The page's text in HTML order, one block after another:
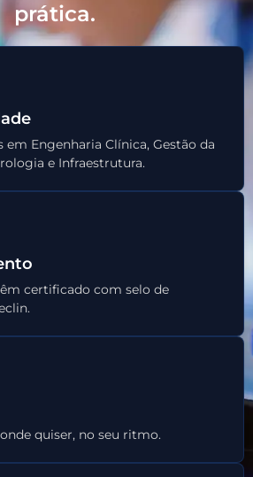
prática.
em Engenharia Clínica, Gestão da
e Infraestrutura.
certificado com selo de
quiser, no seu ritmo.